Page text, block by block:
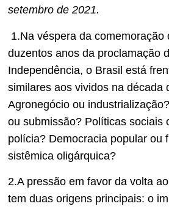
setembro de 2021.
1.Na véspera da comemoração
duzentos anos da proclamação
Independência, o Brasil está
similares aos vividos na década
Agronegócio ou
ou submissão? Políticas sociais
polícia? Democracia popular ou
sistêmica oligárquica?
2.A pressão em favor da volta
tem duas origens principais: o